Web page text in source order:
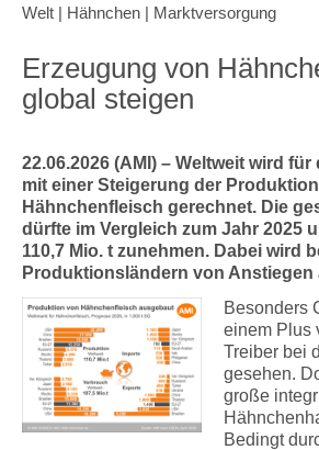
Welt | Hähnchen | Marktversorgung
Erzeugung von
global steigen
22.06.2026 (AMI) – Weltweit wird
mit einer Steigerung der
Hähnchenfleisch gerechnet. Die
dürfte im Vergleich zum Jahr 2025
110,7 Mio. t zunehmen. Dabei wird
Produktionsländern von Anstiegen
Besonders
einem Plus
Treiber bei
gesehen.
große
Bedingt